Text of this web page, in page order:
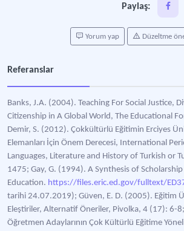
Paylaş:
Yorum yap Düzeltme
Referanslar
Banks, J.A. (2004). Teaching For Social Justice,
Citizenship in A Global World, The Educational
Demir, S. (2012). Çokkültürlü Eğitimin Erciyes
Elemanları İçin Önem Derecesi, International
Languages, Literature and History of Turkish or
1475; Gay, G. (1994). A Synthesis of
Education. https://files.eric.ed.gov/fulltext/
tarihi 24.07.2019); Güven, E. D. (2005). Eğitim
Eleştiriler, Alternatif Öneriler, Pivolka, 4 (17): 6-
Öğretmen Adaylarının Çok Kültürlü Eğitime